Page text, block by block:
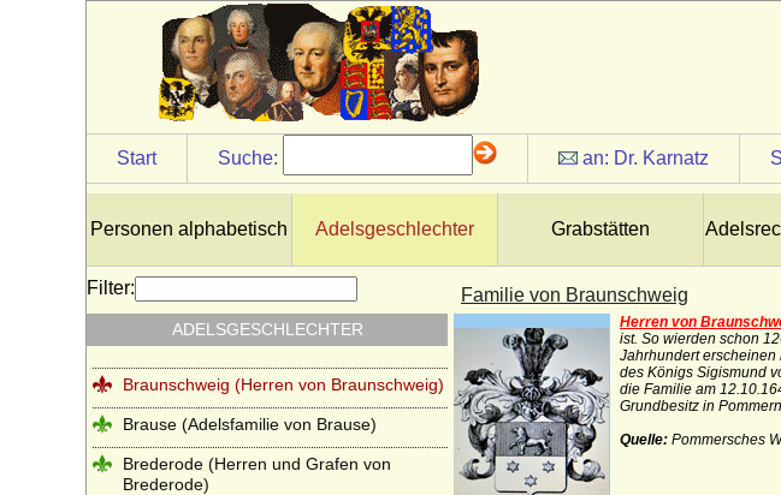
Start Suche: an: Dr. Karnatz
Personen alphabetisch Adelsgeschlechter Grabstätten
Familie von Braunschweig
Herren von
ist. So wierden schon
Jahrhundert erscheinen
des Königs Sigismund
die Familie am
Grundbesitz in
Quelle: Pommersches
Filter:
ADELSGESCHLECHTER
Borgia (span. Borja)
Borstell (Herren von Borstell)
Bosoniden
von Bothmer)
capétienne de Bourbon)
Brand (Neumark), Herren von Brand
Brandt von Lindau
Brauchitsch (Familie von Brauchitsch)
Braunschweig (Herren von Braunschweig)
Brause (Adelsfamilie von Brause)
Brederode (Herren und Grafen von
Brederode)